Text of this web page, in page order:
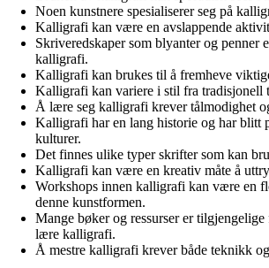
Noen kunstnere spesialiserer seg på
Kalligrafi kan være en avslappende
Skriveredskaper som blyanter og penner
kalligrafi.
Kalligrafi kan brukes til å fremheve
Kalligrafi kan variere i stil fra tradisjonell
Å lære seg kalligrafi krever tålmodighet
Kalligrafi har en lang historie og har blitt
kulturer.
Det finnes ulike typer skrifter som kan
Kalligrafi kan være en kreativ måte å
Workshops innen kalligrafi kan være en
denne kunstformen.
Mange bøker og ressurser er tilgjengelige
lære kalligrafi.
Å mestre kalligrafi krever både teknikk